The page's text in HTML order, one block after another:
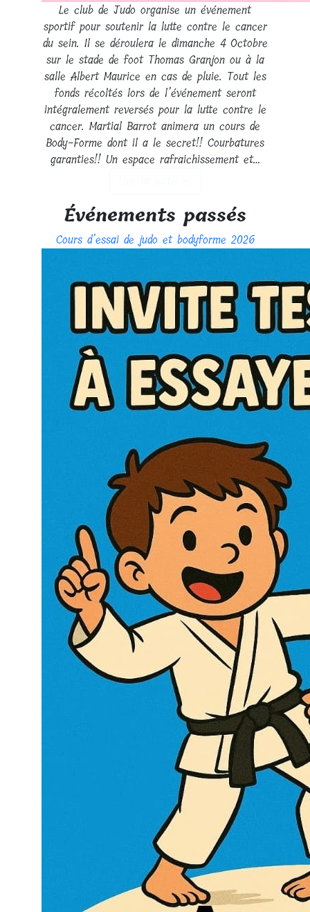
Le club de Judo organise un événement
sportif pour soutenir la lutte contre le cancer
du sein. Il se déroulera le dimanche 4 Octobre
sur le stade de foot Thomas Granjon ou à la
salle Albert Maurice en cas de pluie. Tout les
fonds récoltés lors de l’événement seront
intégralement reversés pour la lutte contre le
cancer. Martial Barrot animera un cours de
Body-Forme dont il a le secret!! Courbatures
garanties!! Un espace rafraichissement et…
Événements passés
Cours d’essai de judo et bodyforme 2026